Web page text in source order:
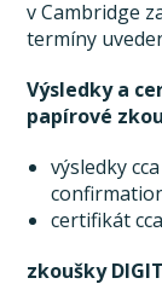
v Cambridge
termíny
Výsledky a
papírové
výsledky
certifikát
zkoušky